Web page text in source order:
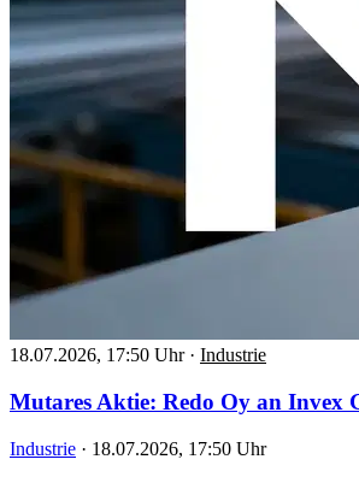
18.07.2026, 17:50 Uhr · Industrie
Mutares Aktie: Redo Oy an Invex
Industrie · 18.07.2026, 17:50 Uhr